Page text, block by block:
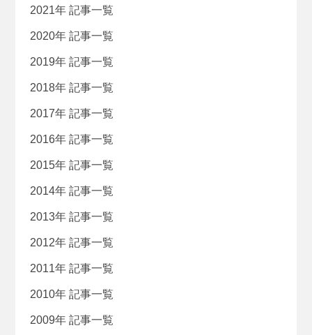
2021年 記事一覧
2020年 記事一覧
2019年 記事一覧
2018年 記事一覧
2017年 記事一覧
2016年 記事一覧
2015年 記事一覧
2014年 記事一覧
2013年 記事一覧
2012年 記事一覧
2011年 記事一覧
2010年 記事一覧
2009年 記事一覧